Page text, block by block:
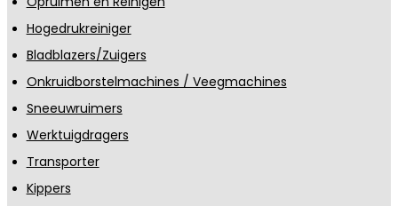
Hogedrukreiniger
Bladblazers/Zuigers
Onkruidborstelmachines / Veegmachines
Sneeuwruimers
Werktuigdragers
Transporter
Kippers